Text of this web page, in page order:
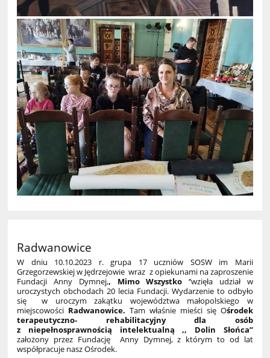
Radwanowice
W dniu 10.10.2023 r. grupa 17 uczniów SOSW im Marii
Grzegorzewskiej w Jędrzejowie wraz z opiekunami na zaproszenie
Fundacji Anny Dymnej,, Mimo Wszystko‘’wzięła udział w
uroczystych obchodach 20 lecia Fundacji. Wydarzenie to odbyło
się w uroczym zakątku województwa małopolskiego w
miejscowości Radwanowice. Tam właśnie mieści się Ośrodek
terapeutyczno- rehabilitacyjny dla osób
z niepełnosprawnością intelektualną ,, Dolin Słońca’’
założony przez Fundację Anny Dymnej, z którym to od lat
współpracuje nasz Ośrodek.